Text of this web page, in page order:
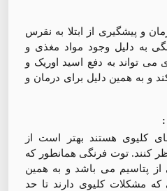
و پیشگیری از ابتلا به نقرس
به دلیل وجود مواد مغذی و
می تواند به دفع اسید اوریک و
و به همین دلیل برای درمان و
کلیوی هستند بهتر است از
توت فرنگی همانطور که
از پتاسیم می باشد و به همین
که مشکلات کلیوی دارند تا حد